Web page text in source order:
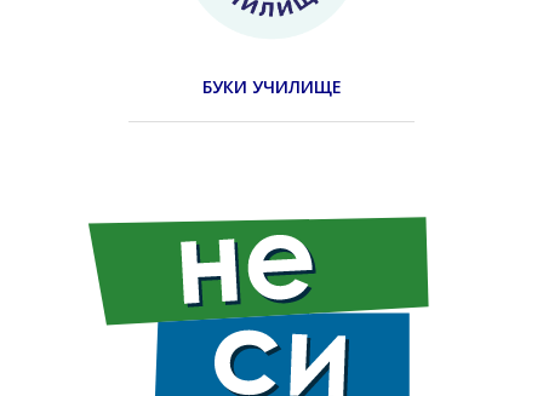
БУКИ УЧИЛИЩЕ